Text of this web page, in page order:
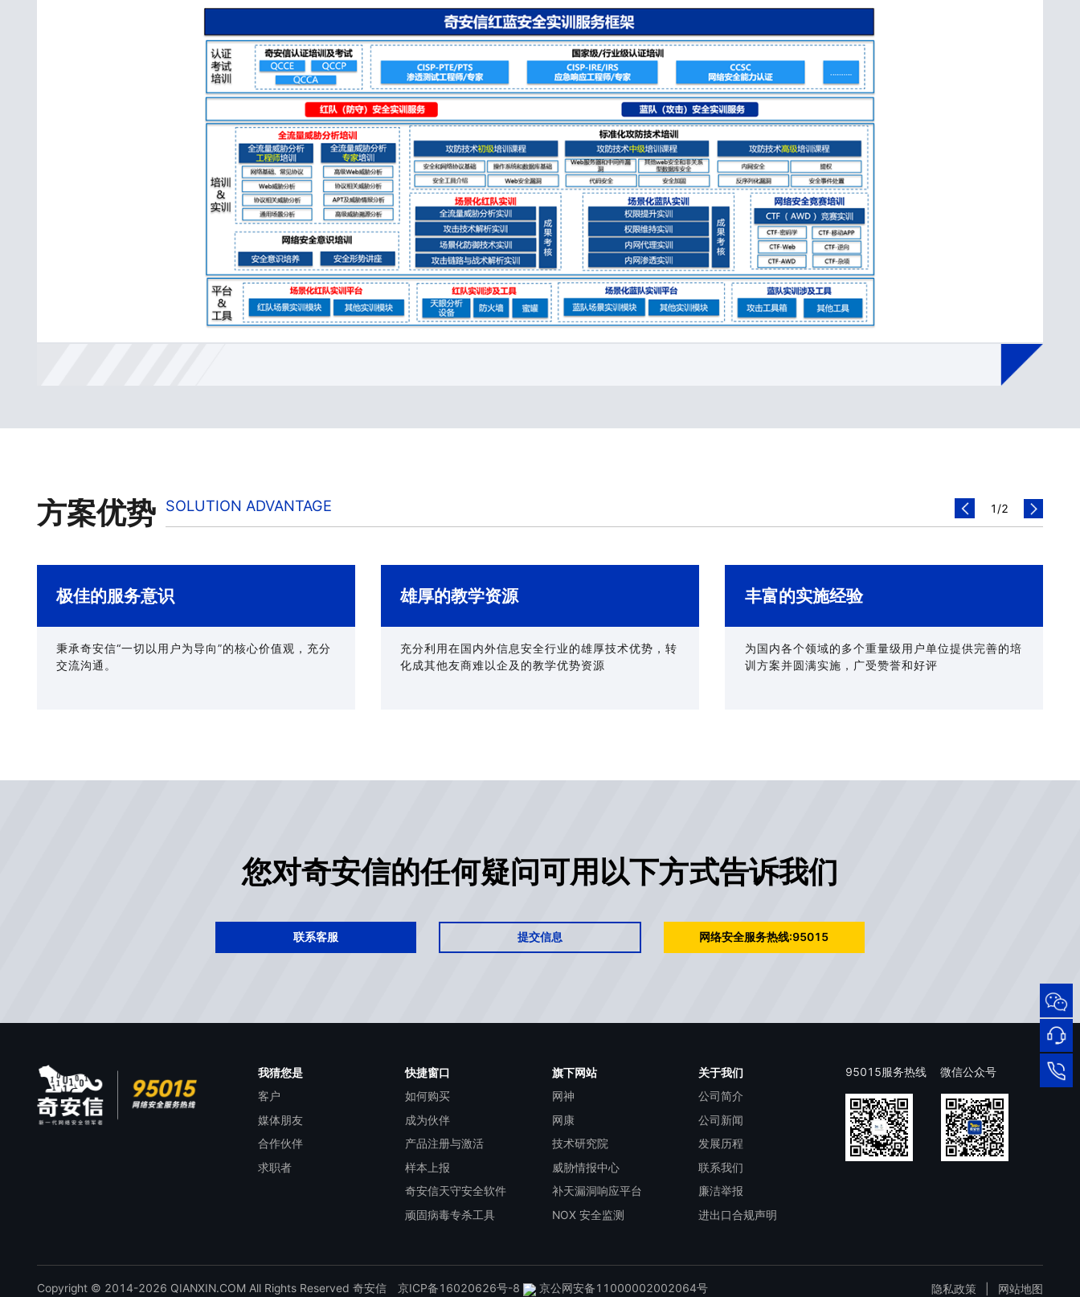
方案优势 SOLUTION ADVANTAGE 1 /2
极佳的服务意识
秉承奇安信“一切以用户为导向”的核心价值观，充分
交流沟通。
雄厚的教学资源
充分利用在国内外信息安全行业的雄厚技术优势，转
化成其他友商难以企及的教学优势资源
丰富的实施经验
为国内各个领域的多个重量级用户单位提供完善的培
训方案并圆满实施，广受赞誉和好评
95015
网络
安全
服务
热线
在线
您对奇安信的任何疑问可用以下方式告诉我们
联系客服 提交信息 网络安全服务热线:95015
我猜您是
客户
媒体朋友
合作伙伴
求职者
快捷窗口
如何购买
成为伙伴
产品注册与激活
样本上报
奇安信天守安全软件
顽固病毒专杀工具
旗下网站
网神
网康
技术研究院
威胁情报中心
补天漏洞响应平台
NOX 安全监测
关于我们
公司简介
公司新闻
发展历程
联系我们
廉洁举报
进出口合规声明
95015服务热线 微信公众号
Copyright © 2014-2026 QIANXIN.COM All Rights Reserved 奇安信 京ICP备16020626号-8 京公网安备11000002002064号 隐私政策 网站地图